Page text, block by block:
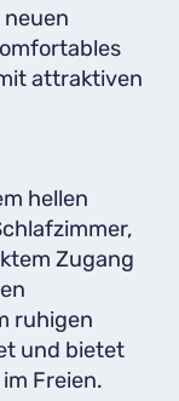
attraktiven
hellen
Zugang
ruhigen
und bietet
Freien.